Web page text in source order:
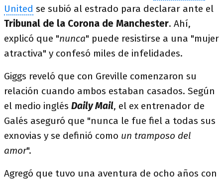
United se subió al estrado para declarar ante el
Tribunal de la Corona de Manchester. Ahí,
explicó que "nunca" puede resistirse a una "mujer
atractiva" y confesó miles de infelidades.
Giggs reveló que con Greville comenzaron su
relación cuando ambos estaban casados. Según
el medio inglés Daily Mail, el ex entrenador de
Galés aseguró que "nunca le fue fiel a todas sus
exnovias y se definió como un tramposo del
amor".
Agregó que tuvo una aventura de ocho años con